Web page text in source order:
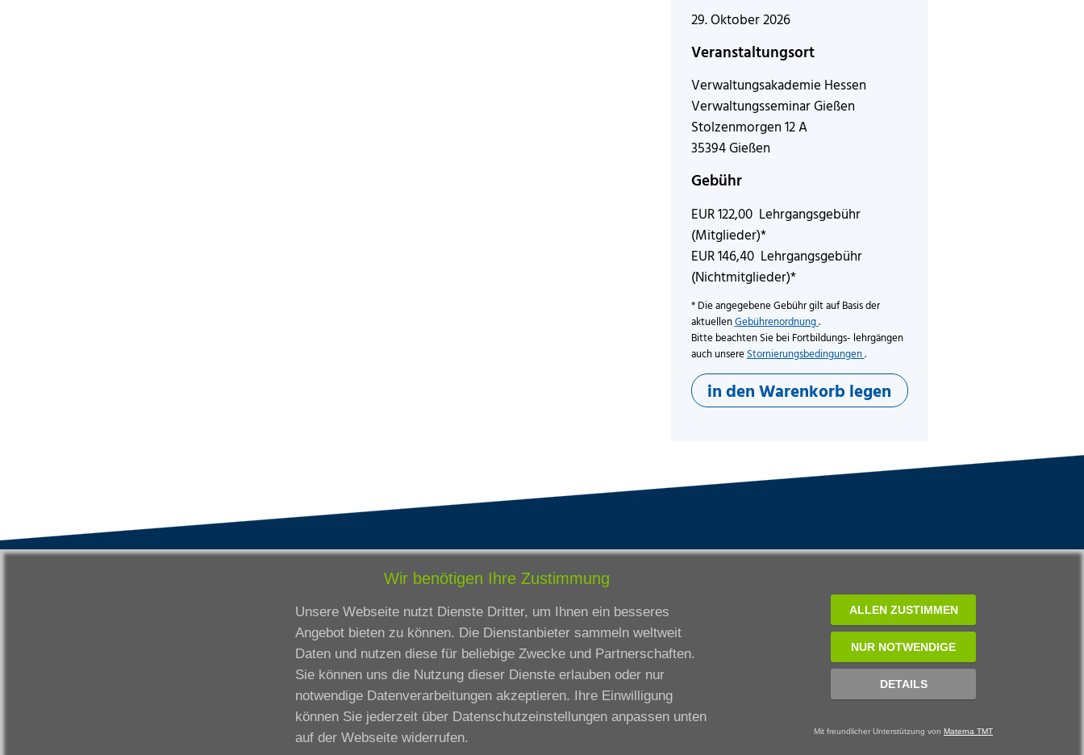
29. Oktober 2026
Veranstaltungsort
Verwaltungsakademie Hessen
Verwaltungsseminar Gießen
Stolzenmorgen 12 A
35394 Gießen
Gebühr
EUR 122,00 Lehrgangsgebühr
(Mitglieder)*
EUR 146,40 Lehrgangsgebühr
(Nichtmitglieder)*
* Die angegebene Gebühr gilt auf Basis der
aktuellenGebührenordnung.
Bitte beachten Sie bei Fortbildungs- lehrgängen
auch unsere Stornierungsbedingungen.
in den Warenkorb legen
Standorte
Darmstadt
Frankfurt am Main
Fulda
Gießen
Kassel
Wiesbaden
Fortbildungszentrum
Bildungsangebot
Ausbildung
Zertifikatslehrgänge
Fortbildung
Wir benötigen Ihre Zustimmung
Unsere Webseite nutzt Dienste Dritter, um Ihnen ein besseres
Angebot bieten zu können. Die Dienstanbieter sammeln weltweit
Daten und nutzen diese für beliebige Zwecke und Partnerschaften.
Sie können uns die Nutzung dieser Dienste erlauben oder nur
notwendige Datenverarbeitungen akzeptieren. Ihre Einwilligung
können Sie jederzeit über Datenschutzeinstellungen anpassen unten
auf der Webseite widerrufen.
ALLEN ZUSTIMMEN
NUR NOTWENDIGE
DETAILS
Mit freundlicher Unterstützung von Materna TMT